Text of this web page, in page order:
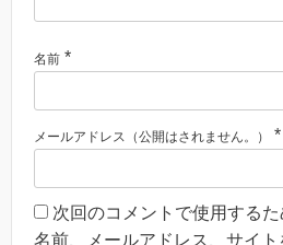
名前 *
メールアドレス（公開はされません。） *
次回のコメントで使用する
名前、メールアドレス、サイト